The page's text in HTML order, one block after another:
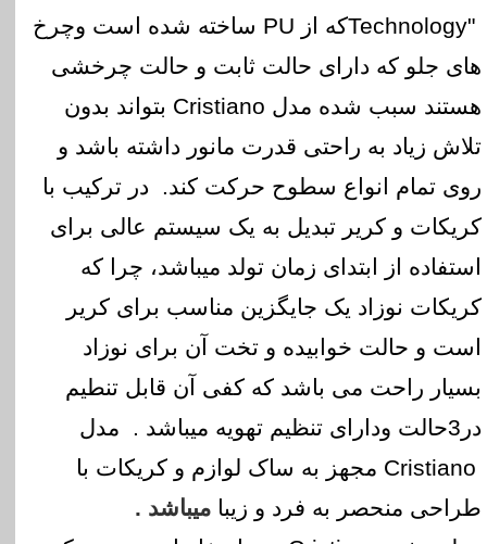
Technology"که از PU ساخته شده است وچرخ
های جلو که دارای حالت ثابت و حالت چرخشی
هستند سبب شده مدل Cristiano بتواند بدون
تلاش زیاد به راحتی قدرت مانور داشته باشد و
روی تمام انواع سطوح حرکت کند. در ترکیب با
کریکات و کریر تبدیل به یک سیستم عالی برای
استفاده از ابتدای زمان تولد میباشد، چرا که
کریکات نوزاد یک جایگزین مناسب برای کریر
است و حالت خوابیده و تخت آن برای نوزاد
بسیار راحت می باشد که کفی آن قابل تنطیم
در3حالت ودارای تنظیم تهویه میباشد .
مدل
Cristiano مجهز به ساک لوازم و کریکات با
طراحی منحصر به فرد و زیبا میباشد .